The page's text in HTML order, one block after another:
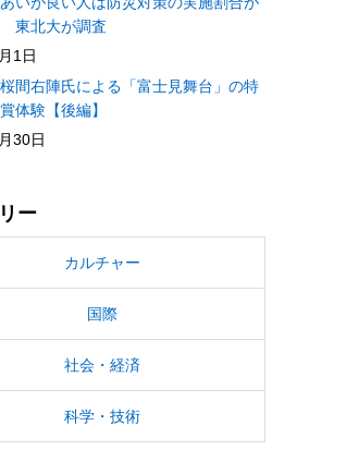
東北大が調査
1日
間右陣氏による「富士見舞台」の特
体験【後編】
30日
ー
カルチャー
国際
社会・経済
科学・技術